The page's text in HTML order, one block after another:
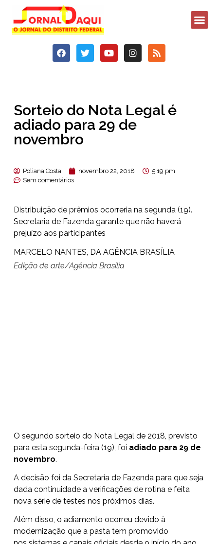
Sorteio do Nota Legal é
adiado para 29 de
novembro
Poliana Costa novembro 22, 2018
5:19 pm
Sem comentários
Distribuição de prêmios ocorreria na segunda (19).
Secretaria de Fazenda garante que não haverá
prejuízo aos participantes
MARCELO NANTES, DA AGÊNCIA BRASÍLIA
Edição de arte/Agência Brasília
O segundo sorteio do Nota Legal de 2018, previsto
para esta segunda-feira (19), foi adiado para 29 de
novembro.
A decisão foi da Secretaria de Fazenda para que seja
dada continuidade a verificações de rotina e feita
nova série de testes nos próximos dias.
Além disso, o adiamento ocorreu devido à
modernização que a pasta tem promovido